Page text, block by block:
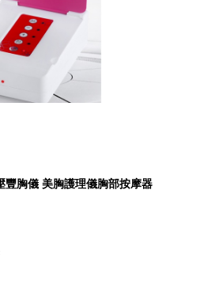
豐胸儀 美胸護理儀胸部按摩器